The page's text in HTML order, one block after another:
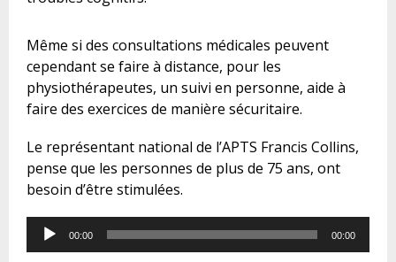
Même si des consultations médicales peuvent
cependant se faire à distance, pour les
physiothérapeutes, un suivi en personne, aide à
faire des exercices de manière sécuritaire.
Le représentant national de l’APTS Francis Collins,
pense que les personnes de plus de 75 ans, ont
besoin d’être stimulées.
Audio
Player
00:00 00:00